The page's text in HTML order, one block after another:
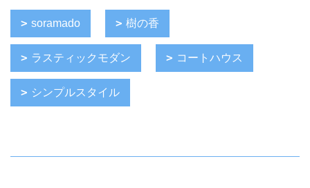
soramado 樹の香
ラスティックモダン コートハウス
シンプルスタイル